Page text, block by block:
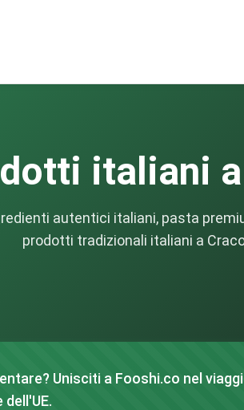
italiani
autentici italiani, pasta
prodotti tradizionali italiani a
Unisciti a Fooshi.co nel